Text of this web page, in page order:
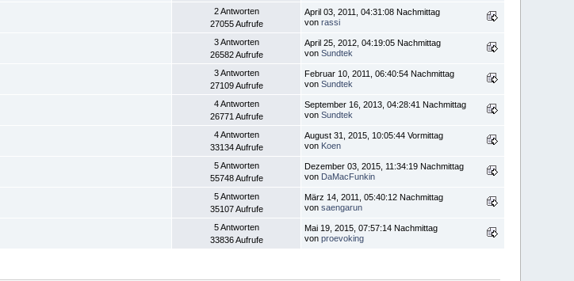
2 Antworten
27055 Aufrufe
April 03, 2011, 04:31:08 Nachmittag
vonrassi
3 Antworten
26582 Aufrufe
April 25, 2012, 04:19:05 Nachmittag
vonSundtek
3 Antworten
27109 Aufrufe
Februar 10, 2011, 06:40:54 Nachmittag
vonSundtek
4 Antworten
26771 Aufrufe
September 16, 2013, 04:28:41 Nachmittag
vonSundtek
4 Antworten
33134 Aufrufe
August 31, 2015, 10:05:44 Vormittag
von Koen
5 Antworten
55748 Aufrufe
Dezember 03, 2015, 11:34:19 Nachmittag
von DaMacFunkin
5 Antworten
35107 Aufrufe
März 14, 2011, 05:40:12 Nachmittag
vonsaengarun
5 Antworten
33836 Aufrufe
Mai 19, 2015, 07:57:14 Nachmittag
vonproevoking